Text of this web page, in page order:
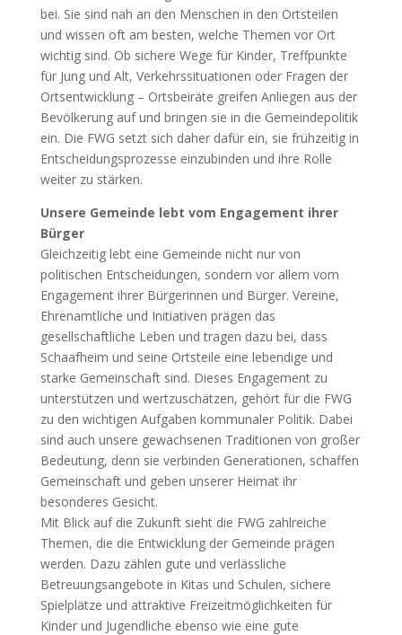
bei. Sie sind nah an den Menschen in den Ortsteilen
und wissen oft am besten, welche Themen vor Ort
wichtig sind. Ob sichere Wege für Kinder, Treffpunkte
für Jung und Alt, Verkehrssituationen oder Fragen der
Ortsentwicklung – Ortsbeiräte greifen Anliegen aus der
Bevölkerung auf und bringen sie in die Gemeindepolitik
ein. Die FWG setzt sich daher dafür ein, sie frühzeitig in
Entscheidungsprozesse einzubinden und ihre Rolle
weiter zu stärken.
Unsere Gemeinde lebt vom Engagement ihrer
Bürger
Gleichzeitig lebt eine Gemeinde nicht nur von
politischen Entscheidungen, sondern vor allem vom
Engagement ihrer Bürgerinnen und Bürger. Vereine,
Ehrenamtliche und Initiativen prägen das
gesellschaftliche Leben und tragen dazu bei, dass
Schaafheim und seine Ortsteile eine lebendige und
starke Gemeinschaft sind. Dieses Engagement zu
unterstützen und wertzuschätzen, gehört für die FWG
zu den wichtigen Aufgaben kommunaler Politik. Dabei
sind auch unsere gewachsenen Traditionen von großer
Bedeutung, denn sie verbinden Generationen, schaffen
Gemeinschaft und geben unserer Heimat ihr
besonderes Gesicht.
Mit Blick auf die Zukunft sieht die FWG zahlreiche
Themen, die die Entwicklung der Gemeinde prägen
werden. Dazu zählen gute und verlässliche
Betreuungsangebote in Kitas und Schulen, sichere
Spielplätze und attraktive Freizeitmöglichkeiten für
Kinder und Jugendliche ebenso wie eine gute